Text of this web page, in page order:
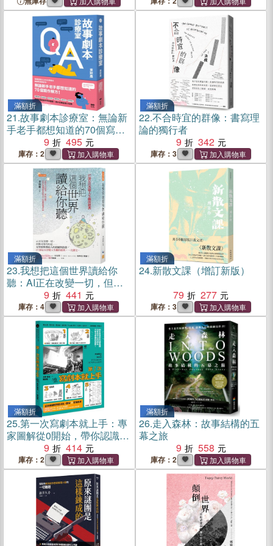
滿額折
21.故事劇本診療室：無論新
手老手都想知道的70個寫作
9 495
庫存：2
滿額折
22.不合時宜的群像：書寫理
論的獨行者
9
342
庫存：3
滿額折
23.我想把這個世界讀給你
聽：AI正在改變一切，但無
可替代的是：文學經典帶給
人的震撼與啟發。27部足以
改變人生觀的經典，一次讀
9 441
庫存：4
滿額折
24.新散文課（增訂新版）
79
277
庫存：3
滿額折
25.第一次寫劇本就上手：專
家圖解從0開始，帶你認識業
界現實，從故事發想、劇情
鋪梗到影視化的50堂編劇課
9 414
庫存：2
滿額折
26.走入森林：故事結構的五
幕之旅
9
558
庫存：2